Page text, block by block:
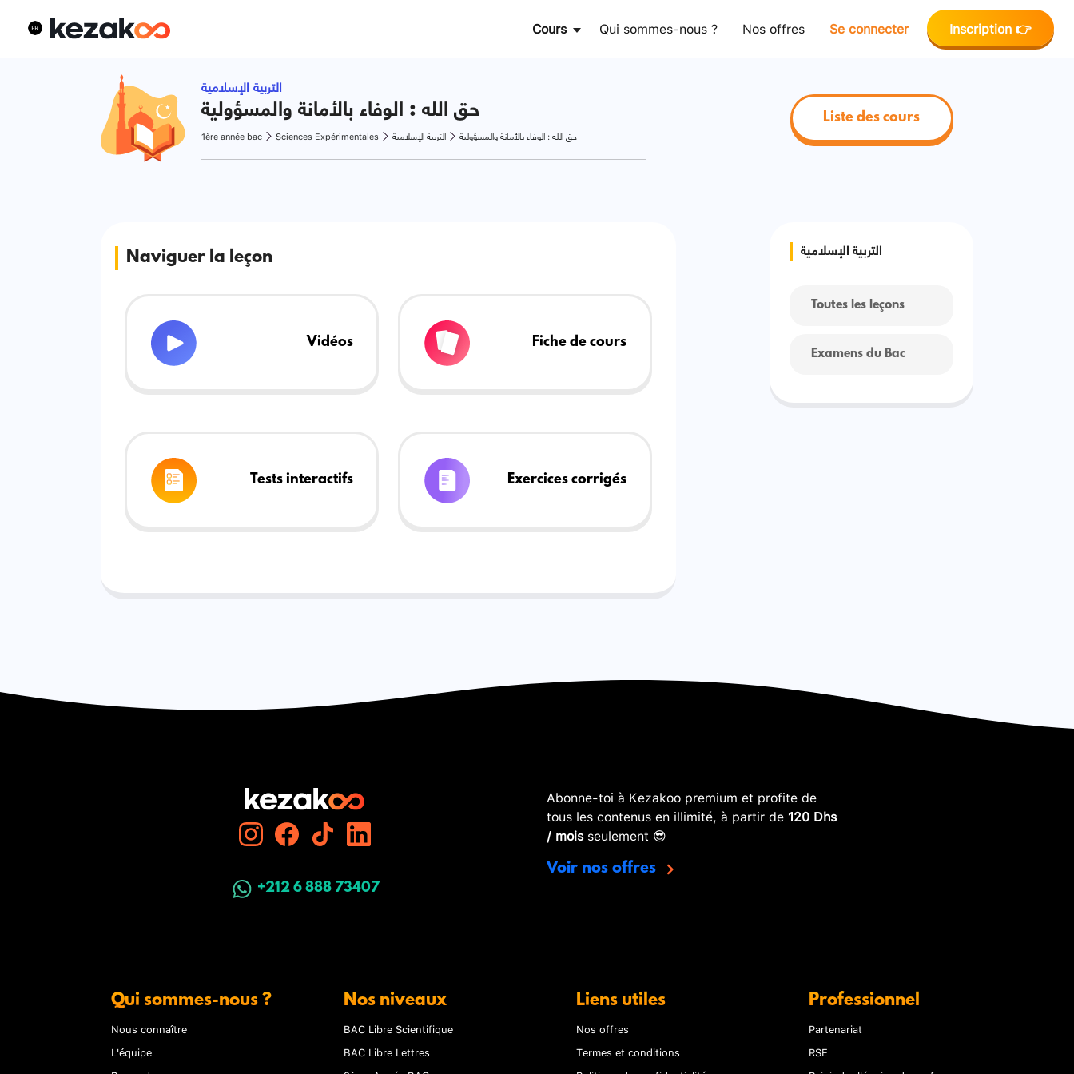
Cours Qui sommes-nous ? Nos offres Se connecter Inscription 👉
التربية الإسلامية
حق الله : الوفاء بالأمانة والمسؤولية
1ère année bac Sciences Expérimentales التربية الإسلامية حق الله : الوفاء بالأمانة والمسؤولية
Liste des cours
Naviguer la leçon
Vidéos Fiche de cours
Tests interactifs Exercices corrigés
التربية الإسلامية
Toutes les leçons
Examens du Bac
+212 6 888 73407
Abonne-toi à Kezakoo premium et profite de
tous les contenus en illimité, à partir de 120 Dhs
/ moisseulement 😎
Voir nos offres
Qui sommes-nous ?
Nous connaître
L'équipe
Nos niveaux
BAC Libre Scientifique
BAC Libre Lettres
Liens utiles
Nos offres
Termes et conditions
Professionnel
Partenariat
RSE